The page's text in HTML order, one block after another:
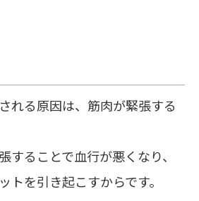
れる原因は、筋肉が緊張する
することで血行が悪くなり、
トを引き起こすからです。